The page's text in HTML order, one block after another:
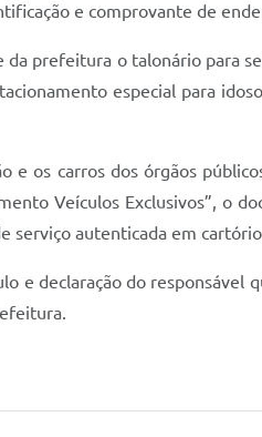
e comprovante de
prefeitura o talonário para
especial para
e os carros dos órgãos
Veículos Exclusivos”, o
serviço autenticada em
e declaração do responsável